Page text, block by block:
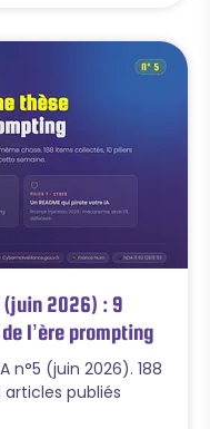
(juin 2026) : 9
l’ère prompting
n°5 (juin 2026). 188
articles publiés